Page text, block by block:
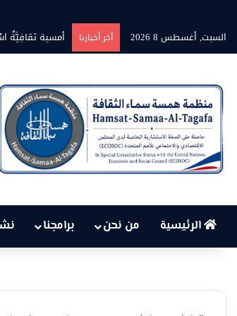
السبت, أغسطس 8 2026
آخر أخبارنا بين حرارة
الرئيسية من نحن برامجنا